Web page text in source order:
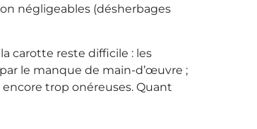
négligeables (désherbages
carotte reste difficile : les
le manque de main-d’œuvre ;
trop onéreuses. Quant